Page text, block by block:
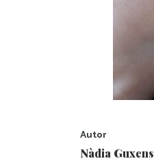
Autor
Nàdia Guxens